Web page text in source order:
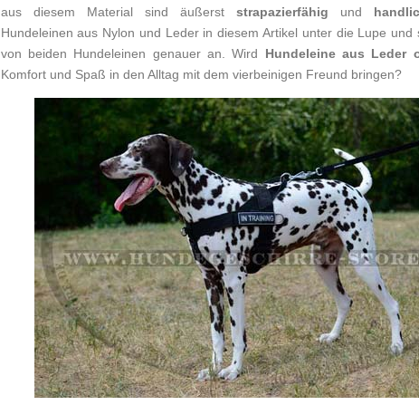
aus diesem Material sind äußerststrapazierfähig und
Hundeleinen aus Nylon und Leder in diesem Artikel unter die Lupe und
von beiden Hundeleinen genauer an. Wird Hundeleine aus Leder
Komfort und Spaß in den Alltag mit dem vierbeinigen Freund bringen?